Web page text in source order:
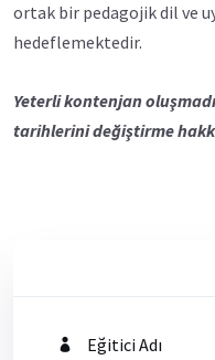
ortak bir pedagojik dil ve
hedeflemektedir.
Yeterli kontenjan
tarihlerini değiştirme
Eğitici Adı